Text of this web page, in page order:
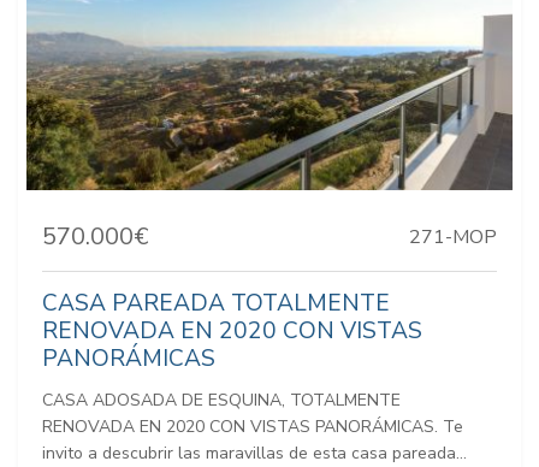
570.000€ 271-MOP
CASA PAREADA TOTALMENTE
RENOVADA EN 2020 CON VISTAS
PANORÁMICAS
CASA ADOSADA DE ESQUINA, TOTALMENTE
RENOVADA EN 2020 CON VISTAS PANORÁMICAS. Te
invito a descubrir las maravillas de esta casa pareada...